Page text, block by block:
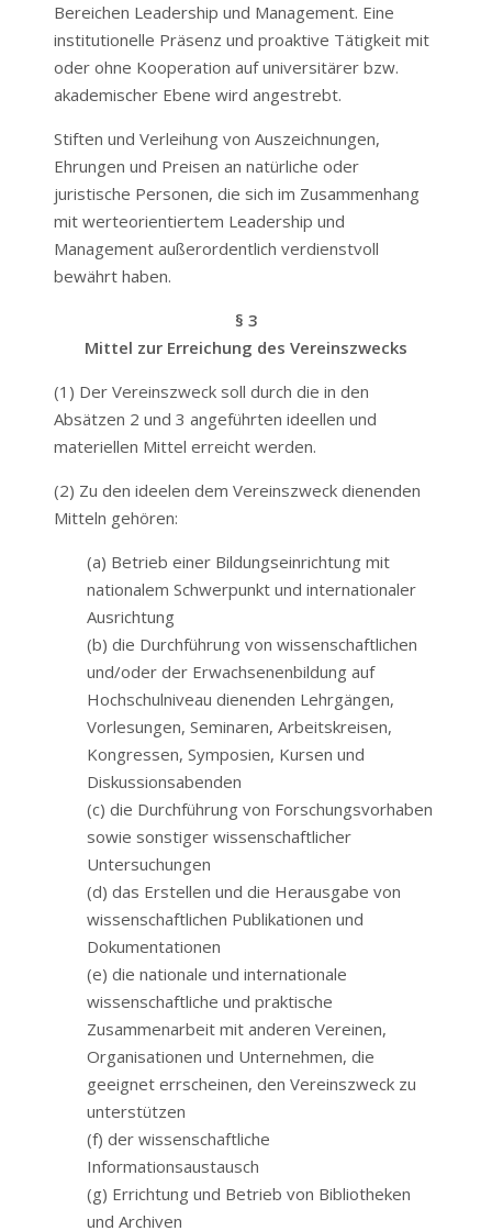
Bereichen Leadership und Management. Eine
institutionelle Präsenz und proaktive Tätigkeit mit
oder ohne Kooperation auf universitärer bzw.
akademischer Ebene wird angestrebt.
Stiften und Verleihung von Auszeichnungen,
Ehrungen und Preisen an natürliche oder
juristische Personen, die sich im Zusammenhang
mit werteorientiertem Leadership und
Management außerordentlich verdienstvoll
bewährt haben.
§ 3
Mittel zur Erreichung des Vereinszwecks
(1) Der Vereinszweck soll durch die in den
Absätzen 2 und 3 angeführten ideellen und
materiellen Mittel erreicht werden.
(2) Zu den ideelen dem Vereinszweck dienenden
Mitteln gehören:
(a) Betrieb einer Bildungseinrichtung mit
nationalem Schwerpunkt und internationaler
Ausrichtung
(b) die Durchführung von wissenschaftlichen
und/oder der Erwachsenenbildung auf
Hochschulniveau dienenden Lehrgängen,
Vorlesungen, Seminaren, Arbeitskreisen,
Kongressen, Symposien, Kursen und
Diskussionsabenden
(c) die Durchführung von Forschungsvorhaben
sowie sonstiger wissenschaftlicher
Untersuchungen
(d) das Erstellen und die Herausgabe von
wissenschaftlichen Publikationen und
Dokumentationen
(e) die nationale und internationale
wissenschaftliche und praktische
Zusammenarbeit mit anderen Vereinen,
Organisationen und Unternehmen, die
geeignet errscheinen, den Vereinszweck zu
unterstützen
(f) der wissenschaftliche
Informationsaustausch
(g) Errichtung und Betrieb von Bibliotheken
und Archiven